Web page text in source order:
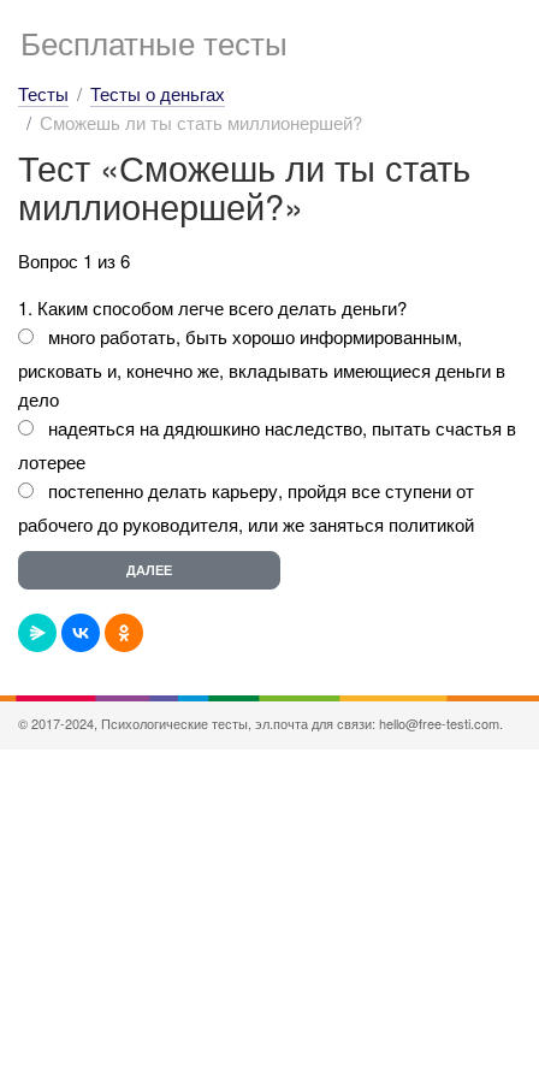
Бесплатные тесты
Тесты
Тесты о деньгах
Сможешь ли ты стать миллионершей?
Тест «Сможешь ли ты стать
миллионершей?»
Вопрос 1 из 6
1. Каким способом легче всего делать деньги?
много работать, быть хорошо информированным,
рисковать и, конечно же, вкладывать имеющиеся деньги в
дело
надеяться на дядюшкино наследство, пытать счастья в
лотерее
постепенно делать карьеру, пройдя все ступени от
рабочего до руководителя, или же заняться политикой
© 2017-2024, Психологические тесты, эл.почта для связи: hello@free-testi.com.